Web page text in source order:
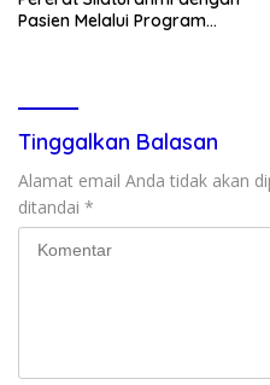
Pasien Melalui Program
Tinggalkan Balasan
Alamat email Anda tidak akan
ditandai *